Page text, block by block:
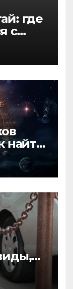
где
с
найти